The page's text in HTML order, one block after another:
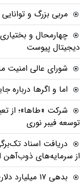
مربی بزرگ و
چهارمحال و
دیجیتال پیوست
شورای عالی امنیت ملی از
اما و اگرها درباره
شرکت «طاها»؛ از
توسعه فیبر نوری
دریافت اسناد
از سرمایه‌های ذوب‌آهن
بدهی ١٧ میلیارد دلاری شرکت ملی نفت از سال 90